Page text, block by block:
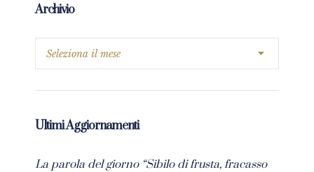
Archivio
Ultimi Aggiornamenti
La parola del giorno “Sibilo di frusta, fracasso